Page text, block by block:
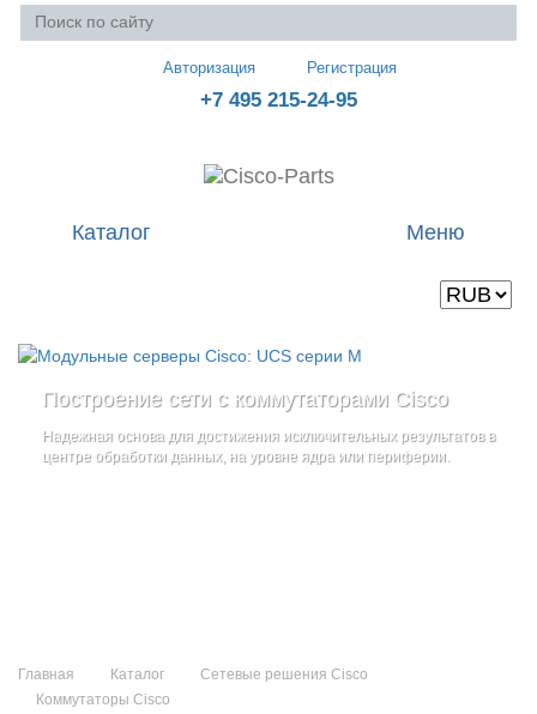
Авторизация Регистрация
+7 495 215-24-95
Меню
Каталог
Построение сети с коммутаторами Cisco
Надежная основа для достижения исключительных результатов в
центре обработки данных, на уровне ядра или периферии.
Стоечные серверы Cisco UCS серии C
Созданы для сокращения общей стоимости владенияи
повышение адаптивности Вашего бизнеса
дополнительные компоненты
Главная Каталог
Сетевые решения Cisco
Коммутаторы Cisco